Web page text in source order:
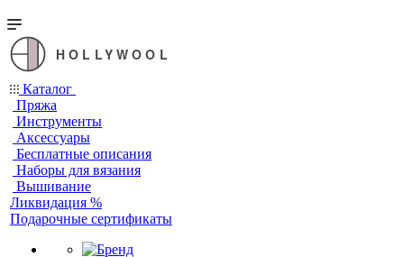
HOLLYWOOL
Каталог
Пряжа
Инструменты
Аксессуары
Бесплатные описания
Наборы для вязания
Вышивание
Ликвидация %
Подарочные сертификаты